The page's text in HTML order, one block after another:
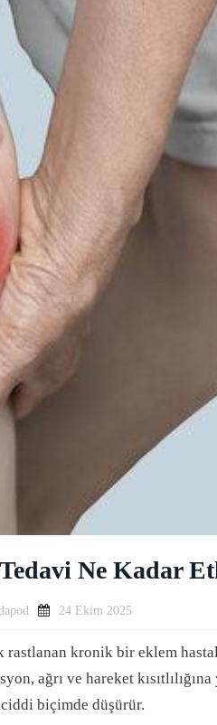
Ne Kadar
24 Ekim 2025
kronik bir eklem
ağrı ve hareket kısıtlılığına
biçimde düşürür.